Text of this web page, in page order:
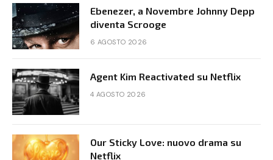
Ebenezer, a Novembre Johnny Depp
diventa Scrooge
6 AGOSTO 2026
Agent Kim Reactivated su Netflix
4 AGOSTO 2026
Our Sticky Love: nuovo drama su
Netflix